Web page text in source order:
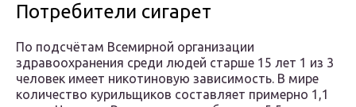
Потребители сигарет
По подсчётам Всемирной организации
здравоохранения среди людей старше 15 лет 1 из 3
человек имеет никотиновую зависимость. В мире
количество курильщиков составляет примерно 1,1